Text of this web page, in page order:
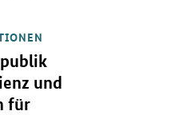
und
für
Moldau: Energieeffizienz